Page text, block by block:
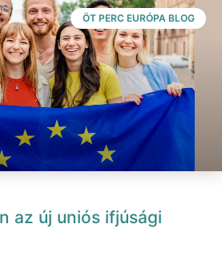
ÖT PERC EURÓPA BLOG
az új uniós ifjúsági